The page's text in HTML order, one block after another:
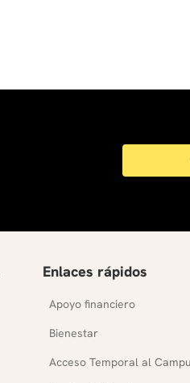
Enlaces rápidos
Apoyo financiero
Bienestar
Acceso Temporal al